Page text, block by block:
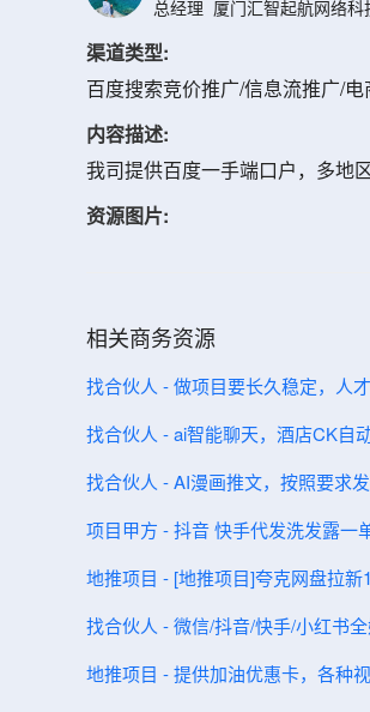
总经理 厦门汇智起航网络科
渠道类型:
百度搜索竞价推广/信息流推广/电
内容描述:
我司提供百度一手端口户，多地
资源图片:
相关商务资源
找合伙人 - 做项目要长久稳定，人
找合伙人 - ai智能聊天，酒店CK自
找合伙人 - AI漫画推文，按照要求
项目甲方 - 抖音 快手代发洗发露一
地推项目 - [地推项目]夸克网盘拉
找合伙人 - 微信/抖音/快手/小红书
地推项目 - 提供加油优惠卡，各种